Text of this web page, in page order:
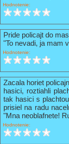
Hodnotenie:
Pride policajt do
"To nevadi, ja mam
Hodnotenie:
Zacala horiet
hasici, roztiahli
tak hasici s
prisiel na radu
"Mna neoblafnete!
Hodnotenie: